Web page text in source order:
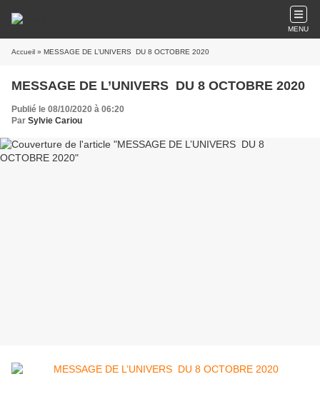
MENU
Accueil » MESSAGE DE L’UNIVERS DU 8 OCTOBRE 2020
MESSAGE DE L’UNIVERS DU 8 OCTOBRE 2020
Publié le 08/10/2020 à 06:20
Par Sylvie Cariou